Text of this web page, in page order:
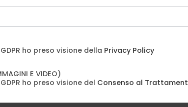
ho preso visione della Privacy Policy
E VIDEO)
ho preso visione del Consenso al